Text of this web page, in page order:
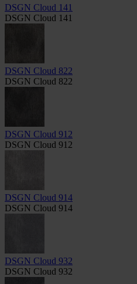
DSGN Cloud 141
DSGN Cloud 141
DSGN Cloud 822
DSGN Cloud 822
DSGN Cloud 912
DSGN Cloud 912
DSGN Cloud 914
DSGN Cloud 914
DSGN Cloud 932
DSGN Cloud 932